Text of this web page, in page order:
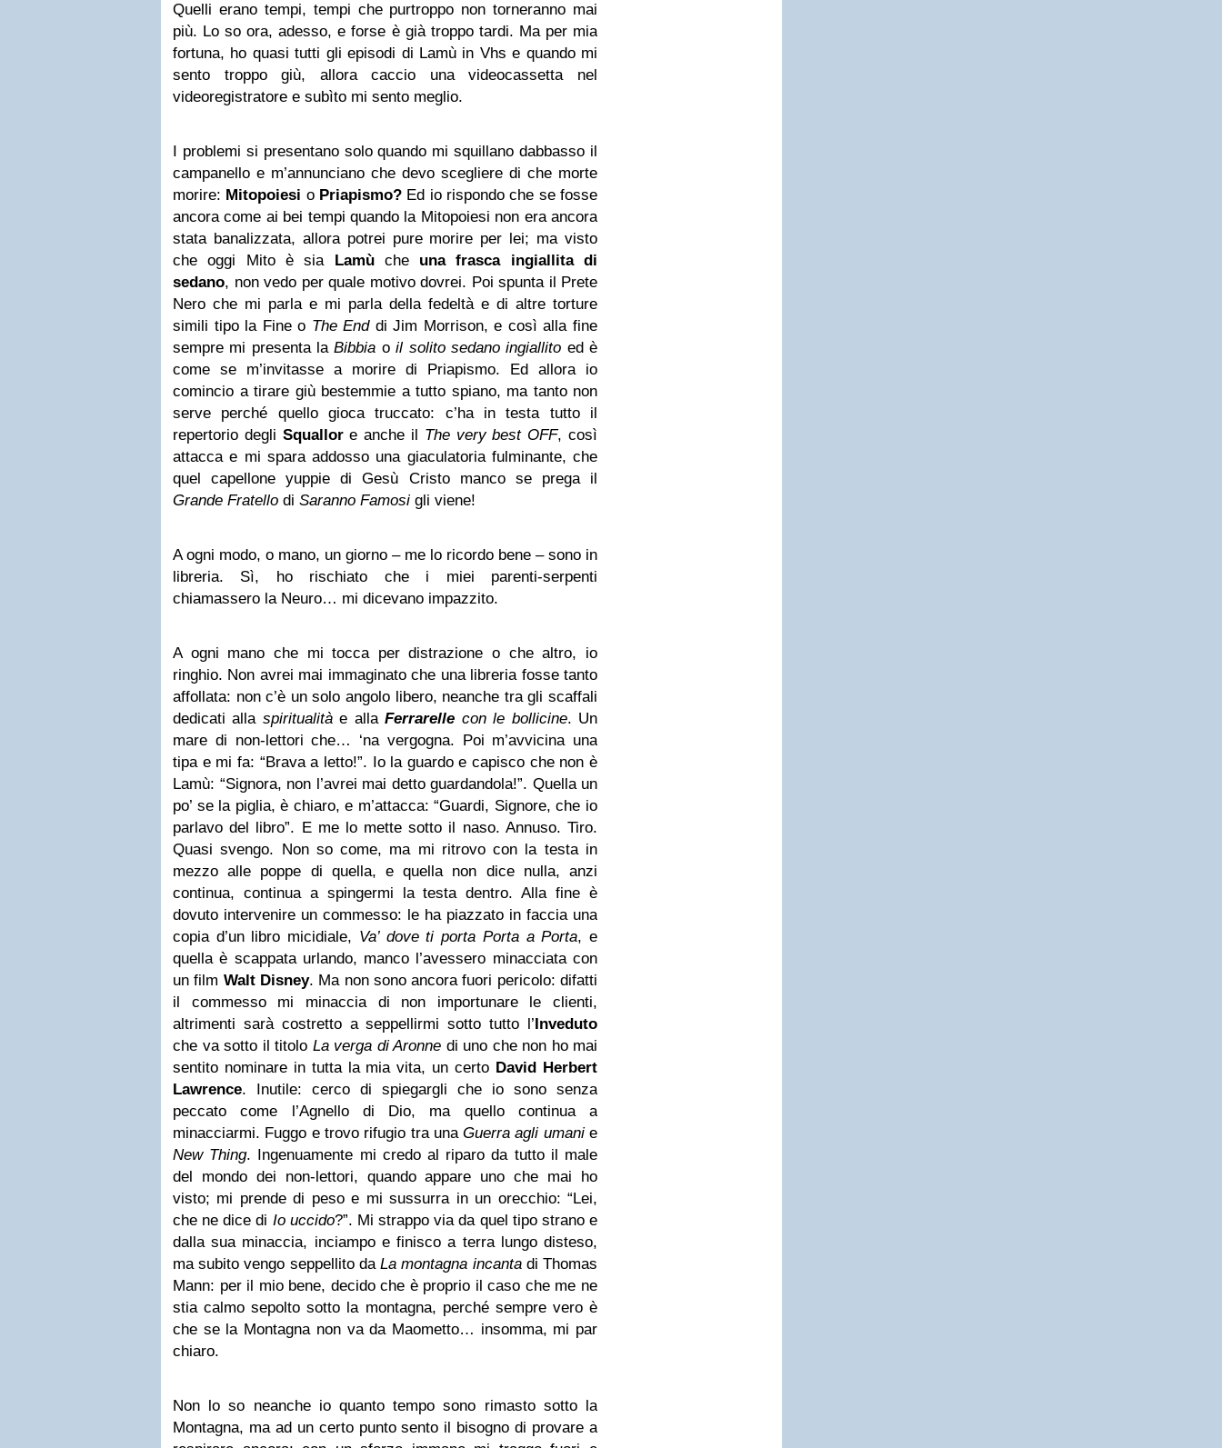
Quelli erano tempi, tempi che purtroppo non torneranno mai
più. Lo so ora, adesso, e forse è già troppo tardi. Ma per mia
fortuna, ho quasi tutti gli episodi di Lamù in Vhs e quando mi
sento troppo giù, allora caccio una videocassetta nel
videoregistratore e subìto mi sento meglio.
I problemi si presentano solo quando mi squillano dabbasso il
campanello e m’annunciano che devo scegliere di che morte
morire: Mitopoiesi o Priapismo? Ed io rispondo che se fosse
ancora come ai bei tempi quando la Mitopoiesi non era ancora
stata banalizzata, allora potrei pure morire per lei; ma visto
che oggi Mito è sia Lamùche una frasca ingiallita di
sedano, non vedo per quale motivo dovrei. Poi spunta il Prete
Nero che mi parla e mi parla della fedeltà e di altre torture
simili tipo la Fine o The Enddi Jim Morrison, e così alla fine
sempre mi presenta laBibbia oil solito sedano ingiallito ed è
come se m’invitasse a morire di Priapismo. Ed allora io
comincio a tirare giù bestemmie a tutto spiano, ma tanto non
serve perché quello gioca truccato: c’ha in testa tutto il
repertorio degli Squallore anche il The very best OFF, così
attacca e mi spara addosso una giaculatoria fulminante, che
quel capellone yuppie di Gesù Cristo manco se prega il
Grande Fratello di Saranno Famosi gli viene!
A ogni modo, o mano, un giorno – me lo ricordo bene – sono in
libreria. Sì, ho rischiato che i miei parenti-serpenti
chiamassero la Neuro… mi dicevano impazzito.
A ogni mano che mi tocca per distrazione o che altro, io
ringhio. Non avrei mai immaginato che una libreria fosse tanto
affollata: non c’è un solo angolo libero, neanche tra gli scaffali
dedicati alla spiritualitàe alla Ferrarelle con le bollicine. Un
mare di non-lettori che… ‘na vergogna. Poi m’avvicina una
tipa e mi fa: “Brava a letto!”. Io la guardo e capisco che non è
Lamù: “Signora, non l’avrei mai detto guardandola!”. Quella un
po’ se la piglia, è chiaro, e m’attacca: “Guardi, Signore, che io
parlavo del libro”. E me lo mette sotto il naso. Annuso. Tiro.
Quasi svengo. Non so come, ma mi ritrovo con la testa in
mezzo alle poppe di quella, e quella non dice nulla, anzi
continua, continua a spingermi la testa dentro. Alla fine è
dovuto intervenire un commesso: le ha piazzato in faccia una
copia d’un libro micidiale, Va’ dove ti porta Porta a Porta, e
quella è scappata urlando, manco l’avessero minacciata con
un film Walt Disney. Ma non sono ancora fuori pericolo: difatti
il commesso mi minaccia di non importunare le clienti,
altrimenti sarà costretto a seppellirmi sotto tutto l’Inveduto
che va sotto il titolo La verga di Aronne di uno che non ho mai
sentito nominare in tutta la mia vita, un certo David Herbert
Lawrence. Inutile: cerco di spiegargli che io sono senza
peccato come l’Agnello di Dio, ma quello continua a
minacciarmi. Fuggo e trovo rifugio tra unaGuerra agli umanie
New Thing. Ingenuamente mi credo al riparo da tutto il male
del mondo dei non-lettori, quando appare uno che mai ho
visto; mi prende di peso e mi sussurra in un orecchio: “Lei,
che ne dice di Io uccido?”. Mi strappo via da quel tipo strano e
dalla sua minaccia, inciampo e finisco a terra lungo disteso,
ma subito vengo seppellito daLa montagna incanta di Thomas
Mann: per il mio bene, decido che è proprio il caso che me ne
stia calmo sepolto sotto la montagna, perché sempre vero è
che se la Montagna non va da Maometto… insomma, mi par
chiaro.
Non lo so neanche io quanto tempo sono rimasto sotto la
Montagna, ma ad un certo punto sento il bisogno di provare a